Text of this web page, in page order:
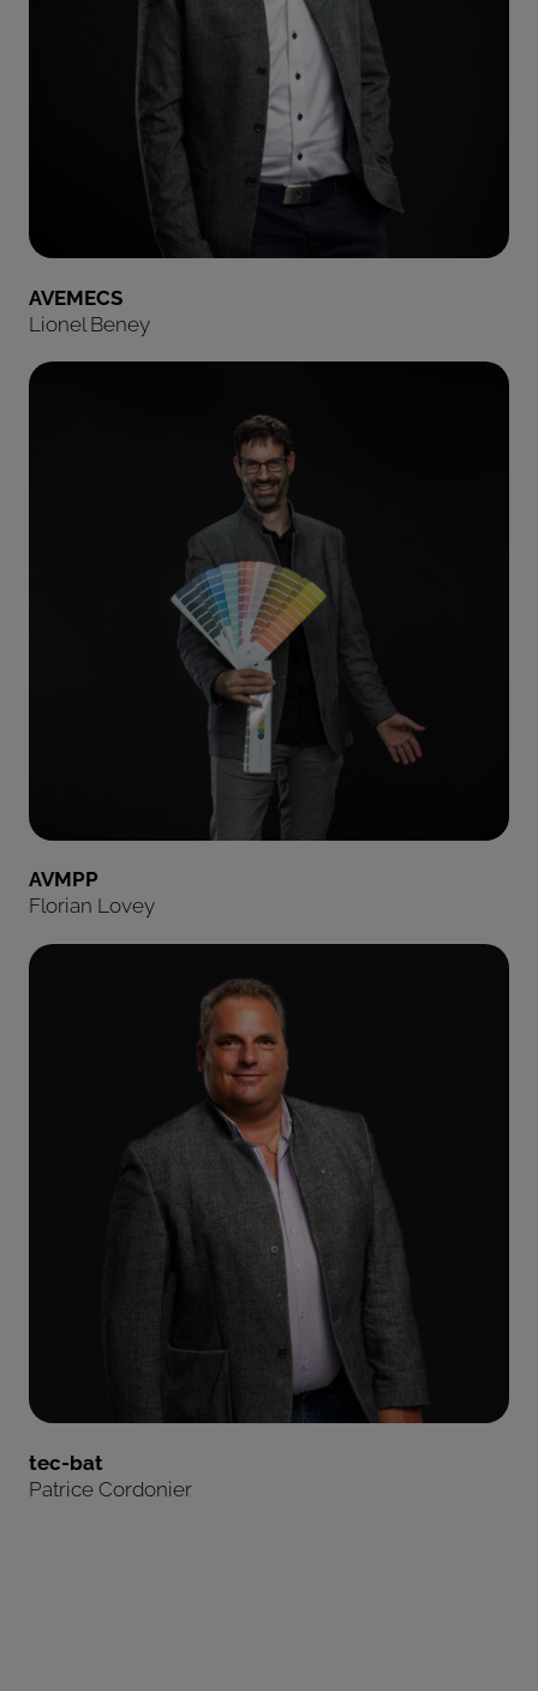
AVEMECS
Lionel Beney
AVMPP
Florian Lovey
tec-bat
Patrice Cordonier